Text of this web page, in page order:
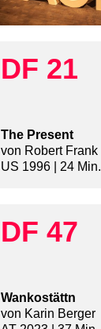
DF 21
The Present
von Robert Frank
US 1996 | 24 Min.
DF 47
Wankostättn
von Karin Berger